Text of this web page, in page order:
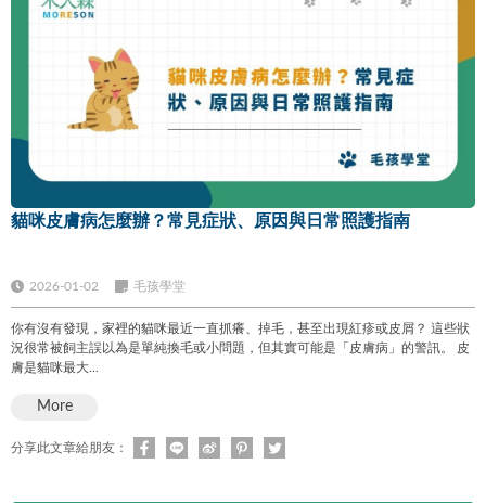
貓咪皮膚病怎麼辦？常見症狀、原因與日常照護指南
2026-01-02 毛孩學堂
你有沒有發現，家裡的貓咪最近一直抓癢、掉毛，甚至出現紅疹或皮屑？ 這些狀
況很常被飼主誤以為是單純換毛或小問題，但其實可能是「皮膚病」的警訊。 皮
膚是貓咪最大...
More
分享此文章給朋友：